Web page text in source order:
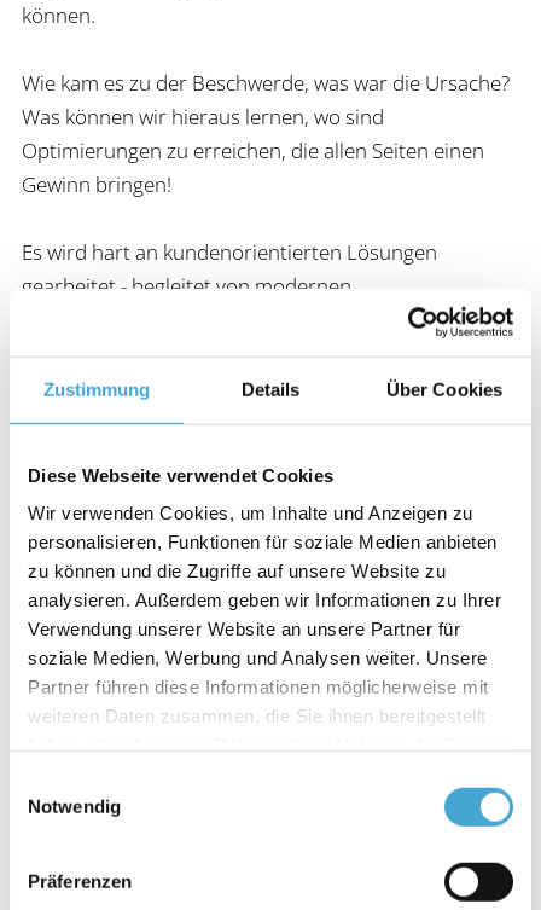
Zustimmung Details Über Cookies
Diese Webseite verwendet Cookies
Wir verwenden Cookies, um Inhalte und Anzeigen zu
personalisieren, Funktionen für soziale Medien anbieten
zu können und die Zugriffe auf unsere Website zu
analysieren. Außerdem geben wir Informationen zu Ihrer
Verwendung unserer Website an unsere Partner für
soziale Medien, Werbung und Analysen weiter. Unsere
Partner führen diese Informationen möglicherweise mit
weiteren Daten zusammen, die Sie ihnen bereitgestellt
Notwendig
Präferenzen
können.
Wie kam es zu der Beschwerde, was war die Ursache?
Was können wir hieraus lernen, wo sind
Optimierungen zu erreichen, die allen Seiten einen
Gewinn bringen!
Es wird hart an kundenorientierten Lösungen
gearbeitet - begleitet von modernen
Kommunikationstechniken, aber auch von bewährten
Ansätzen.
„Ein Unternehmen, das sich uneingeschränkt dem
Gewinne. Sie sind peinlich groß.”
Henry Ford
Lernziele
Kundenorientierung gerade bei Beschwerden
einsetzen, um nachhaltig resilientes Verhalten daraus
zu entwickeln, Prozesse zu überdenken und neu zu
definieren.
Problemstellung des Kunden - Welches Beschwerde-